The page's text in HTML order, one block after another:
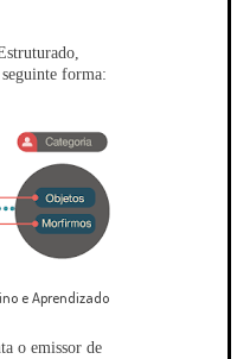
forma:
e Aprendizado
o emissor de